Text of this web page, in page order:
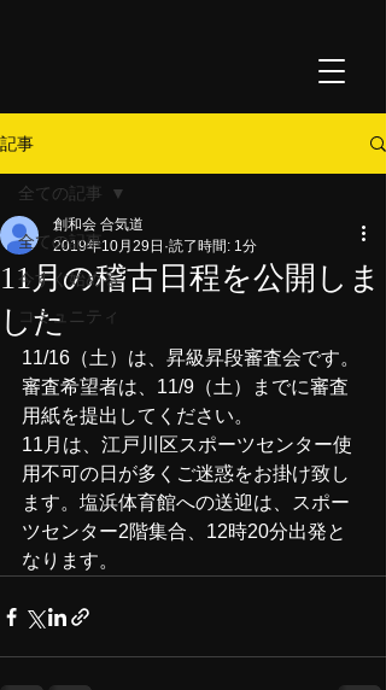
記事
全ての記事
今すぐ始める
コミュニティ
全ての記事
11月の稽古日程を公開しま
した
創和会 合気道
2019年10月29日 読了時間: 1分
11/16（土）は、昇級昇段審査会です。
審査希望者は、11/9（土）までに審査
用紙を提出してください。
11月は、江戸川区スポーツセンター使
用不可の日が多くご迷惑をお掛け致し
ます。塩浜体育館への送迎は、スポー
ツセンター2階集合、12時20分出発と
なります。